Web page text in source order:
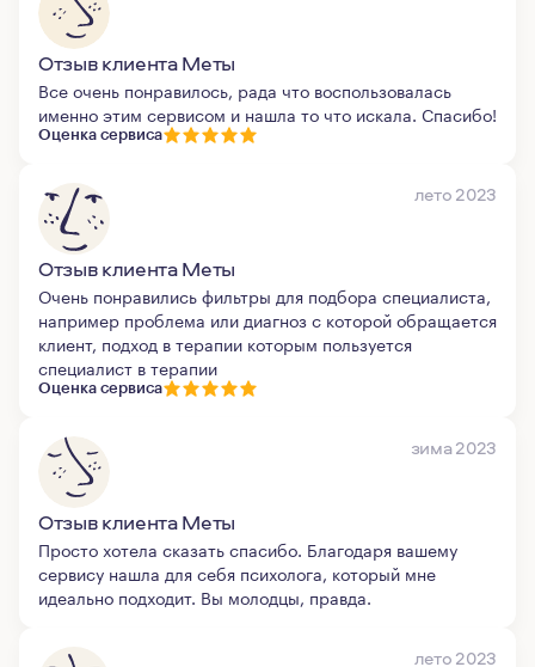
Отзыв клиента Меты
Все очень понравилось, рада что воспользовалась
именно этим сервисом и нашла то что искала. Спасибо!
Оценка сервиса
лето 2023
Отзыв клиента Меты
Очень понравились фильтры для подбора специалиста,
например проблема или диагноз с которой обращается
клиент, подход в терапии которым пользуется
специалист в терапии
Оценка сервиса
зима 2023
Отзыв клиента Меты
Просто хотела сказать спасибо. Благодаря вашему
сервису нашла для себя психолога, который мне
идеально подходит. Вы молодцы, правда.
лето 2023